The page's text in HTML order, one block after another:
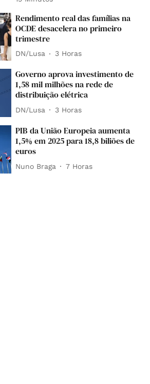
Rendimento real das famílias na
OCDE desacelera no primeiro
trimestre
DN/Lusa 3 Horas
Governo aprova investimento de
1,58 mil milhões na rede de
distribuição elétrica
DN/Lusa 3 Horas
PIB da União Europeia aumenta
1,5% em 2025 para 18,8 biliões de
euros
Nuno Braga 7 Horas